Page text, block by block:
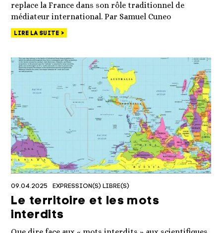
replace la France dans son rôle traditionnel de
médiateur international. Par Samuel Cuneo
LIRE LA SUITE
09.04.2025 EXPRESSION(S) LIBRE(S)
Le territoire et les mots
interdits